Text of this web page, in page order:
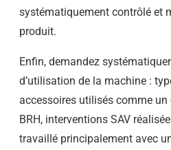
systématiquement contrôlé et
produit.
Enfin, demandez
d’utilisation de la machine :
accessoires utilisés comme
BRH, interventions SAV
travaillé principalement avec